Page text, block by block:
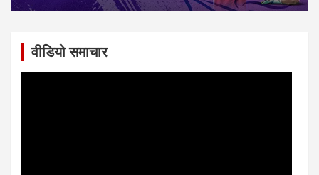
वीडियो समाचार